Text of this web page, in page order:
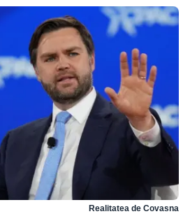
Realitatea de Covasna